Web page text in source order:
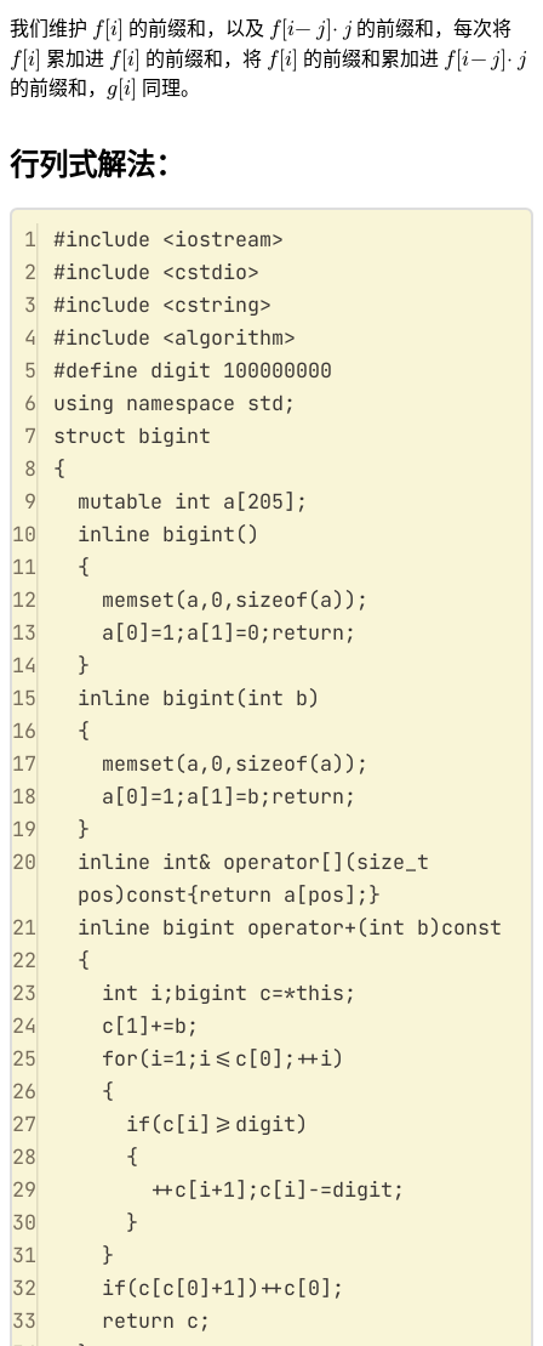
我们维护 𝑓[𝑖]
f[i]
的前缀和，以及 𝑓[𝑖−𝑗]⋅𝑗
f[i− j]⋅j
的前缀和，每次将
𝑓[𝑖]
f[i]
累加进 𝑓[𝑖]
f[i]
的前缀和，将 𝑓[𝑖]
f[i]
的前缀和累加进 𝑓[𝑖−𝑗]⋅𝑗
f[i−j]⋅j
的前缀和， 𝑔[𝑖] 同理。
行列式解法：
1 #include <iostream>
2
#include <cstdio>
3
#include <cstring>
4
#include <algorithm>
5
#define digit 100000000
6
using namespace std;
7
struct bigint
8
{
9
mutable int a [205];
10
inline bigint()
11
{
12
memset(a, 0, sizeof(a));
13
a [0] =1;a [1] =0;return;
14
}
15
inline bigint(int b)
16
{
17
memset(a, 0, sizeof(a));
18
a [0] =1;a [1] =b;return;
19
}
20
inline int& operator [] (size_t
pos)const{return a [pos];}
21
inline bigint operator+(int b)const
22
{
23
int i;bigint c=*this;
24
c [1] +=b;
25
for(i=1;i<= c [0]; ++i)
26
{
27
if(c [i] >= digit)
28
{
29
++c [i+1];c [i] -=digit;
30
}
31
}
32
if(c [c [0] +1]) ++c [0];
33
return c;